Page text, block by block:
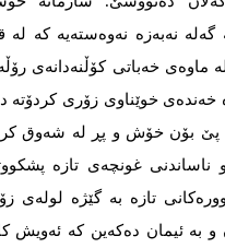
نەبەزە نەوەستەیە که‌‌‌ لە
ماوه‌‌‌ی خه‌‌‌باتی کۆڵنه‌‌‌دانه‌‌‌ی
خوێناوی زۆری کردۆتە
بۆن خۆش و پڕ لە شەوق
ناساندنی غونچەی تازە
تازە بە گێژە لولەی
بە ئیمان دەکەین کە ئەویش